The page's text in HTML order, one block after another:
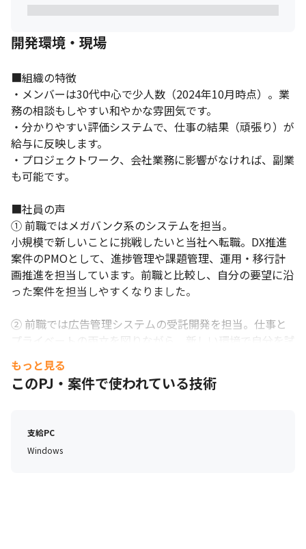
開発環境・現場
■組織の特徴
・メンバーは30代中心で少人数（2024年10月時点）。業
務の相談もしやすい和やかな雰囲気です。
・分かりやすい評価システムで、仕事の結果（頑張り）が
給与に反映します。
・プロジェクトワーク、会社業務に影響がなければ、副業
も可能です。
■社員の声
① 前職ではメガバンク系のシステムを担当。
小規模で新しいことに挑戦したいと当社へ転職。DX推進
案件のPMOとして、進捗管理や課題管理、運用・移行計
画推進を担当しています。前職と比較し、自分の要望に沿
った案件を担当しやすくなりました。
② 前職では広告管理システムの受託開発を担当。仕事と
プライベートの両立を図りながら、新しい環境で自分を試
したいと当社へ転職。
当社では、クライアントのＤＸ推進プロジェクトに参画
中。能力を発揮して成長したい方にマッチすると思いま
③ 前職はＳＥでしたが、ＩＴコンサルタントに興味を持
ち、当社へ転職。
もっと見る
このPJ・案件で使われている技術
支給PC
Windows